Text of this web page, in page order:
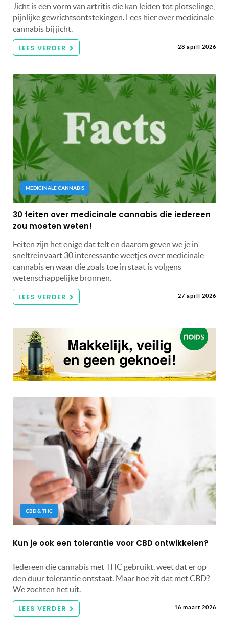
Jicht is een vorm van artritis die kan leiden tot plotselinge,
pijnlijke gewrichtsontstekingen. Lees hier over medicinale
cannabis bij jicht.
LEES VERDER 28 april 2026
MEDICINALE CANNABIS
30 feiten over medicinale cannabis die iedereen
zou moeten weten!
Feiten zijn het enige dat telt en daarom geven we je in
sneltreinvaart 30 interessante weetjes over medicinale
cannabis en waar die zoals toe in staat is volgens
wetenschappelijke bronnen.
LEES VERDER 27 april 2026
CBD & THC
Kun je ook een tolerantie voor CBD ontwikkelen?
Iedereen die cannabis met THC gebruikt, weet dat er op
den duur tolerantie ontstaat. Maar hoe zit dat met CBD?
We zochten het uit.
LEES VERDER 16 maart 2026